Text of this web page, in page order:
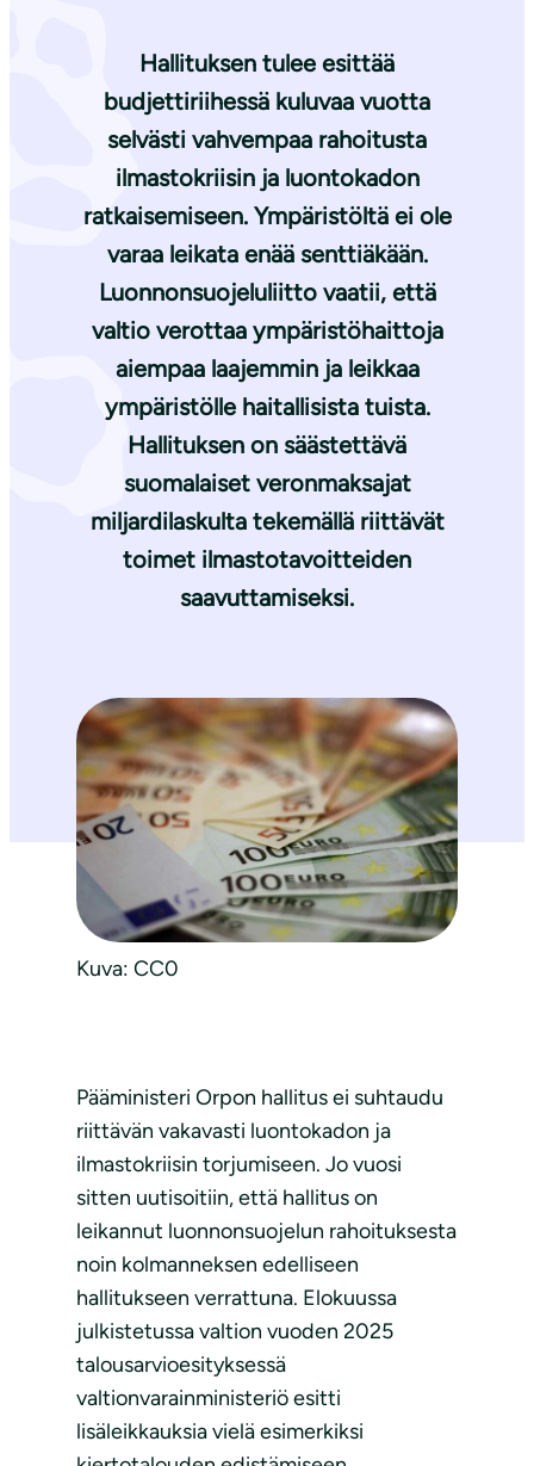
Hallituksen tulee esittää
budjettiriihessä kuluvaa vuotta
selvästi vahvempaa rahoitusta
ilmastokriisin ja luontokadon
ratkaisemiseen. Ympäristöltä ei ole
varaa leikata enää senttiäkään.
Luonnonsuojeluliitto vaatii, että
valtio verottaa ympäristöhaittoja
aiempaa laajemmin ja leikkaa
ympäristölle haitallisista tuista.
Hallituksen on säästettävä
suomalaiset veronmaksajat
miljardilaskulta tekemällä riittävät
toimet ilmastotavoitteiden
saavuttamiseksi.
Kuva: CC0
Pääministeri Orpon hallitus ei suhtaudu
riittävän vakavasti luontokadon ja
ilmastokriisin torjumiseen. Jo vuosi
sitten uutisoitiin, että hallitus on
leikannut luonnonsuojelun rahoituksesta
noin kolmanneksen edelliseen
hallitukseen verrattuna. Elokuussa
julkistetussa valtion vuoden 2025
talousarvioesityksessä
valtionvarainministeriö esitti
lisäleikkauksia vielä esimerkiksi